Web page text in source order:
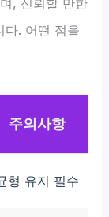
, 신뢰할 만한
다. 어떤 점을
주의사항
형 유지 필수